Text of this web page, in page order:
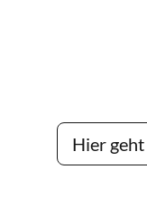
Hier